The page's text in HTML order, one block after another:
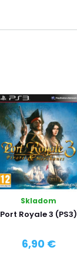
Skladom
Port Royale 3 (PS3)
6,90 €